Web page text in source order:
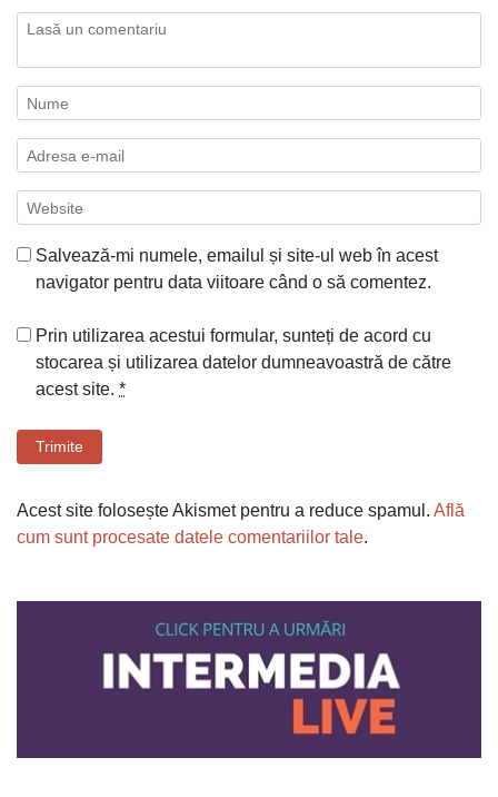
Salvează-mi numele, emailul și site-ul web în acest
navigator pentru data viitoare când o să comentez.
Prin utilizarea acestui formular, sunteți de acord cu
stocarea și utilizarea datelor dumneavoastră de către
acest site. *
Trimite
Acest site folosește Akismet pentru a reduce spamul. Află
cum sunt procesate datele comentariilor tale.